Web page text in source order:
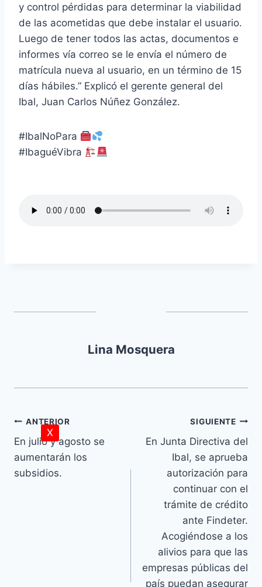
y control pérdidas para determinar la viabilidad
de las acometidas que debe instalar el usuario.
Luego de tener todos las actas, documentos e
informes vía correo se le envía el número de
matrícula nueva al usuario, en un término de 15
días hábiles.” Explicó el gerente general del
Ibal, Juan Carlos Núñez González.
#IbalNoPara
#IbaguéVibra
Lina Mosquera
ANTERIOR
En julio y agosto se
aumentarán los
subsidios.
SIGUIENTE
En Junta Directiva del
Ibal, se aprueba
autorización para
continuar con el
trámite de crédito
ante Findeter.
Acogiéndose a los
alivios para que las
empresas públicas del
país puedan asegurar
X